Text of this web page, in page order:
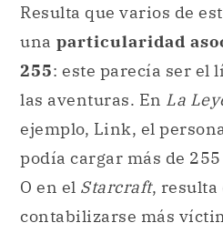
Resulta que varios de
una particularidad
255: este parecía ser el
las aventuras. En La
ejemplo, Link, el
podía cargar más de
O en el Starcraft, resulta
contabilizarse más